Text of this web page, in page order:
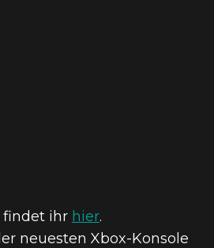
findet ihr hier.
neuesten Xbox-Konsole